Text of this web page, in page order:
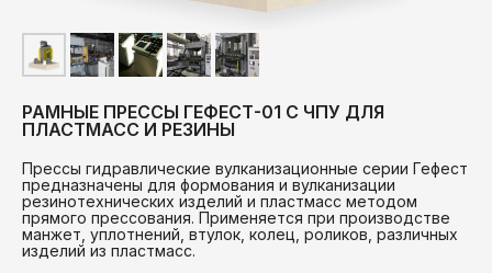
РАМНЫЕ ПРЕССЫ ГЕФЕСТ-01 С ЧПУ ДЛЯ
ПЛАСТМАСС И РЕЗИНЫ
Прессы гидравлические вулканизационные серии Гефест
предназначены для формования и вулканизации
резинотехнических изделий и пластмасс методом
прямого прессования. Применяется при производстве
манжет, уплотнений, втулок, колец, роликов, различных
изделий из пластмасс.